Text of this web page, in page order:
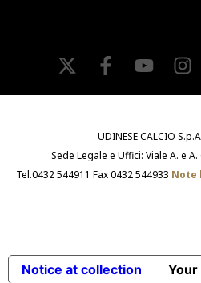
twitter facebookyoutube
UDINESE CALCIO
Sede Legale e Uffici: Viale A. e
Tel.0432 544911 Fax 0432 544933 Note
Notice at collection Your